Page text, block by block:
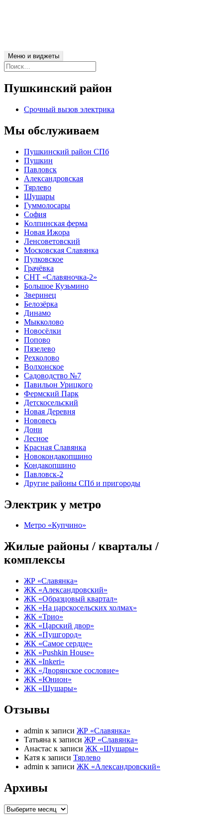
Меню и виджеты
Найти:
Пушкинский район
Срочный вызов электрика
Мы обслуживаем
Пушкинский район СПб
Пушкин
Павловск
Александровская
Тярлево
Шушары
Гуммолосары
София
Колпинская ферма
Новая Ижора
Ленсоветовский
Московская Славянка
Пулковское
Грачёвка
СНТ «Славяночка-2»
Большое Кузьмино
Зверинец
Белозёрка
Динамо
Мыкколово
Новосёлки
Попово
Пязелево
Рехколово
Волхонское
Садоводство №7
Павильон Урицкого
Фермский Парк
Детскосельский
Новая Деревня
Нововесь
Дони
Лесное
Красная Славянка
Новокондакопшино
Кондакопшино
Павловск-2
Другие районы СПб и пригороды
Электрик у метро
Метро «Купчино»
Жилые районы / кварталы /
комплексы
ЖР «Славянка»
ЖК «Александровский»
ЖК «Образцовый квартал»
ЖК «На царскосельских холмах»
ЖК «Трио»
ЖК «Царский двор»
ЖК «Пушгород»
ЖК «Самое сердце»
ЖК «Pushkin House»
ЖК «Inkeri»
ЖК «Дворянское сословие»
ЖК «Юнион»
ЖК «Шушары»
Отзывы
admin к записи ЖР «Славянка»
Татьяна к записи ЖР «Славянка»
Анастас к записи ЖК «Шушары»
Катя к записи Тярлево
admin к записи ЖК «Александровский»
Архивы
Архивы